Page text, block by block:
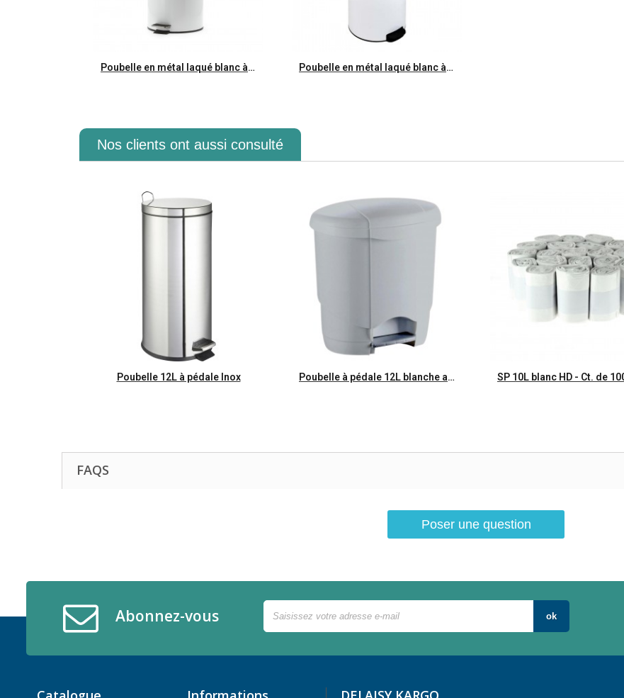
Aperçu rapide Poubelle en métal laqué blanc à pédale 5L Aperçu rapide Poubelle en métal laqué blanc à pédale 30L
Nos clients ont aussi consulté
Aperçu rapide
Poubelle 12L à pédale Inox Aperçu rapide Poubelle à pédale 12L blanche avec seau intérieur LOLLY -unité Aperçu rapide
FAQS
Poser une question
Abonnez-vous ok